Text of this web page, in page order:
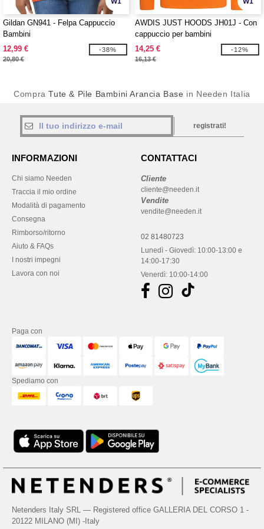
Gildan GN941 - Felpa Cappuccio
Bambini
12,99 €
20,80 €
-38%
AWDIS JUST HOODS JH01J - Con
cappuccio per bambini
14,25 €
16,13 €
-12%
CompraTute & Pile Bambini Arancia Base in Needen Italia
registrati!
INFORMAZIONI
Chi siamo Needen
Traccia il mio ordine
Modalità di pagamento
Consegna
Rimborso/ritorno
Aiuto & FAQs
I nostri impegni
Lavora con noi
CONTATTACI
Cliente
cliente@needen.it
Vendite
vendite@needen.it
02 81480723
Lunedì - Giovedì: 10:00-13:00 e
14:00-17:30
Venerdì: 10:00-14:00
Paga con
Spediamo con
Netenders Italy SRL — Registered office GALLERIA DEL CORSO 1 -
20122 MILANO (MI) -Italy